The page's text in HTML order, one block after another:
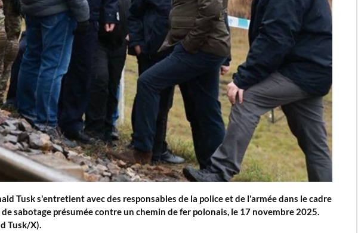
Tusk s'entretient avec des responsables de la police et de l'armée dans le cadre
sabotage présumée contre un chemin de fer polonais, le 17 novembre 2025.
Tusk/X).